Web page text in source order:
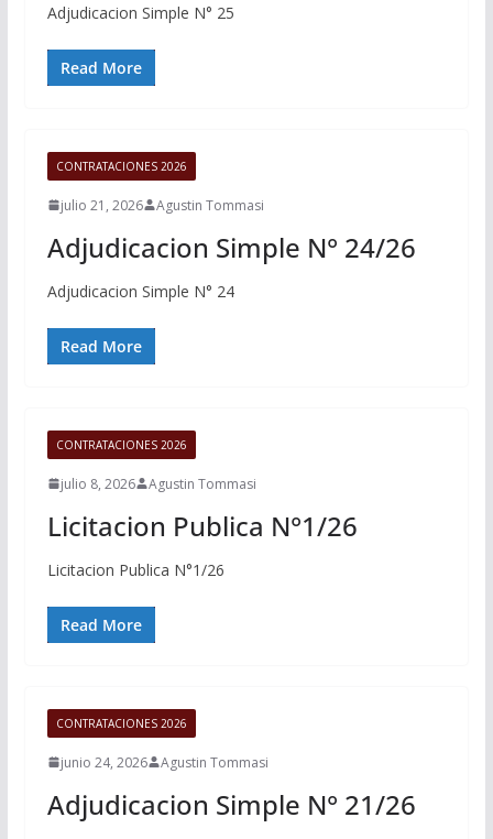
Adjudicacion Simple N° 25
Read More
CONTRATACIONES 2026
julio 21, 2026 Agustin Tommasi
Adjudicacion Simple N° 24/26
Adjudicacion Simple N° 24
Read More
CONTRATACIONES 2026
julio 8, 2026 Agustin Tommasi
Licitacion Publica N°1/26
Licitacion Publica N°1/26
Read More
CONTRATACIONES 2026
junio 24, 2026 Agustin Tommasi
Adjudicacion Simple N° 21/26